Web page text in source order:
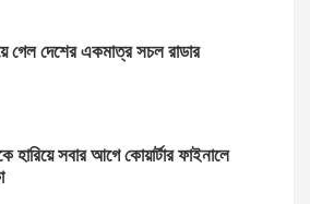
গেল দেশের একমাত্র সচল রাডার
হারিয়ে সবার আগে কোয়ার্টার ফাইনালে